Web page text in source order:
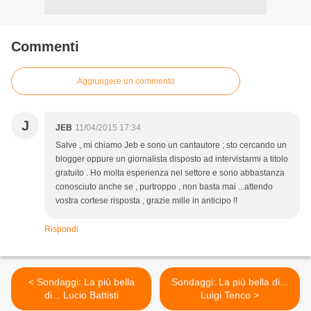
Commenti
Aggiungere un commento
J JEB 11/04/2015 17:34
Salve , mi chiamo Jeb e sono un cantautore ; sto cercando un
blogger oppure un giornalista disposto ad intervistarmi a titolo
gratuito . Ho molta esperienza nel settore e sono abbastanza
conosciuto anche se , purtroppo , non basta mai ...attendo
vostra cortese risposta , grazie mille in anticipo !!
Rispondi
< Sondaggi: La più bella
di... Lucio Battisti
Sondaggi: La più bella di...
Luigi Tenco >